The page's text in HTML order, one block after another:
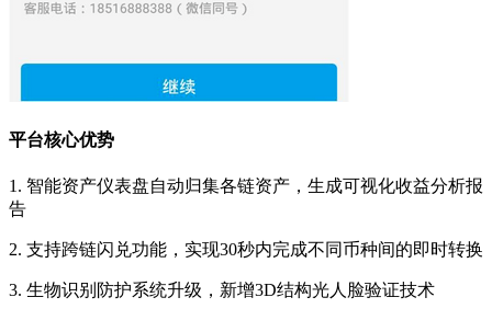
平台核心优势
1. 智能资产仪表盘自动归集各链资产，生成可视化收益分析报
告
2. 支持跨链闪兑功能，实现30秒内完成不同币种间的即时转换
3. 生物识别防护系统升级，新增3D结构光人脸验证技术